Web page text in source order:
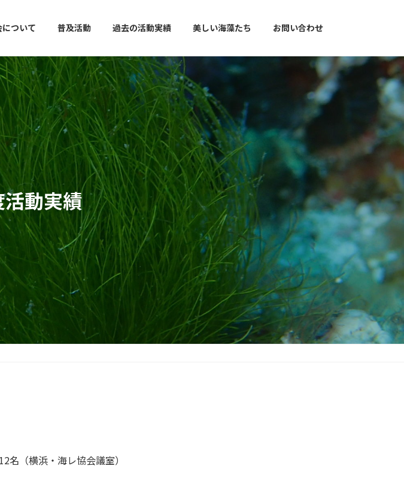
ついて 普及活動 過去の活動実績 美しい海藻たち お問い合わせ
動実績
（横浜・海レ協会議室）